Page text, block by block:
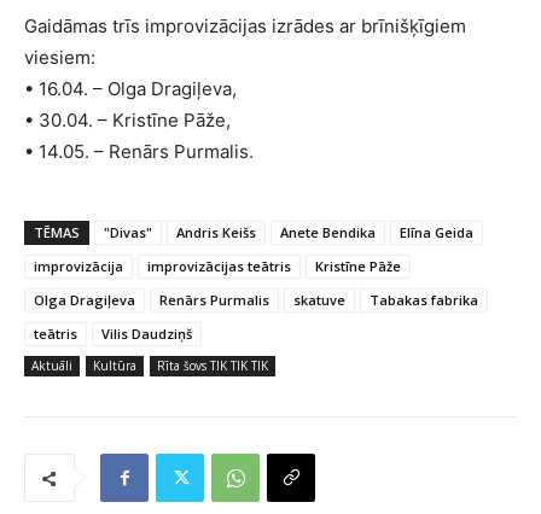
Gaidāmas trīs improvizācijas izrādes ar brīnišķīgiem
viesiem:
• 16.04. – Olga Dragiļeva,
• 30.04. – Kristīne Pāže,
• 14.05. – Renārs Purmalis.
TĒMAS "Divas" Andris Keišs Anete Bendika
Elīna Geida
improvizācija
improvizācijas teātris
Kristīne Pāže
Olga Dragiļeva
Renārs Purmalis skatuve
Tabakas fabrika
teātris
Vilis Daudziņš
Aktuāli Kultūra Rīta šovs TIK TIK TIK